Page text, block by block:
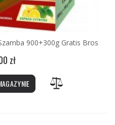
900+300g Gratis Bros
zł